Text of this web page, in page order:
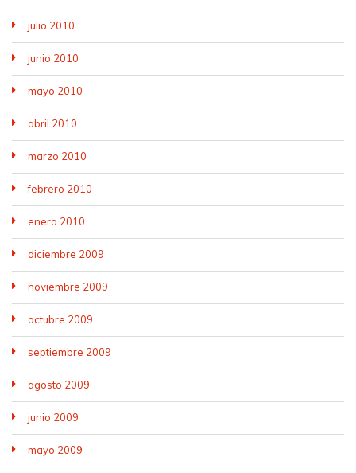
julio 2010
junio 2010
mayo 2010
abril 2010
marzo 2010
febrero 2010
enero 2010
diciembre 2009
noviembre 2009
octubre 2009
septiembre 2009
agosto 2009
junio 2009
mayo 2009